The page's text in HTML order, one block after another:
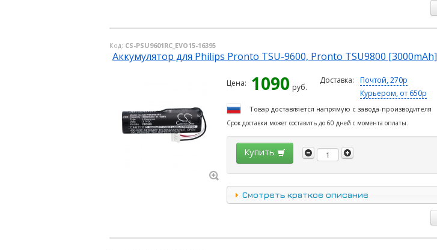
Код: CS-PSU9601RC_EVO15-16395
Аккумулятор для Philips Pronto TSU-9600, Pronto TSU9800 [3000mAh]
Цена: 1090 руб.
Доставка:
Почтой, 270р
Курьером, от 650р
Товар доставляется напрямую с завода-производителя
Срок доставки может составить до 60 дней с момента оплаты.
Купить
Смотреть краткое описание